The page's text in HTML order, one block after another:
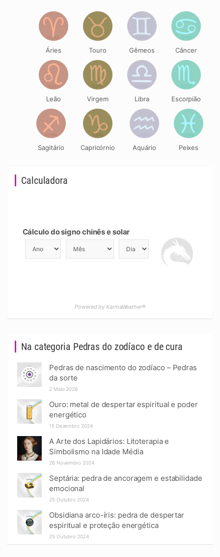
Na categoria Pedras do zodíaco e de cura
Pedras de nascimento do zodíaco – Pedras
da sorte
2 Maio 2026
Ouro: metal de despertar espiritual e poder
energético
15 Dezembro 2024
A Arte dos Lapidários: Litoterapia e
Simbolismo na Idade Média
26 Novembro 2024
Septária: pedra de ancoragem e estabilidade
emocional
25 Outubro 2024
Obsidiana arco-íris: pedra de despertar
espiritual e proteção energética
25 Outubro 2024
Calculadora
Cálculo do signo chinês e solar
Powered by KarmaWeather®
Áries Touro Gêmeos Câncer
Leão Virgem Libra Escorpião
Sagitário Capricórnio Aquário Peixes